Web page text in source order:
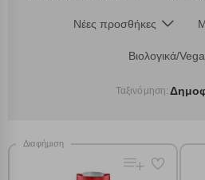
Νέες προσθήκες
Βιολογικά/
Ταξινόμηση:
Διαφήμιση